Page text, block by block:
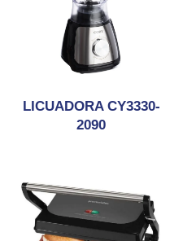
LICUADORA CY3330-
2090